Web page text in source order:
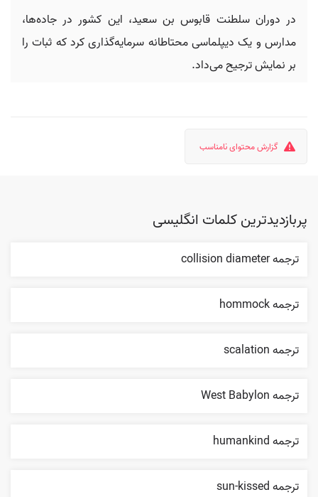
در دوران سلطنت قابوس بن سعید، این کشور در جاده‌ها،
مدارس و یک دیپلماسی محتاطانه سرمایه‌گذاری کرد که ثبات را
بر نمایش ترجیح می‌داد.
گزارش محتوای نامناسب
پربازدیدترین کلمات انگلیسی
ترجمه collision diameter
ترجمه hommock
ترجمه scalation
ترجمه West Babylon
ترجمه humankind
ترجمه sun-kissed